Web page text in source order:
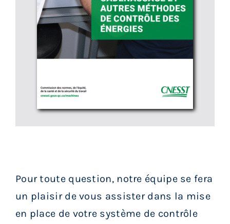
Pour toute question, notre équipe se fera
un plaisir de vous assister dans la mise
en place de votre système de contrôle